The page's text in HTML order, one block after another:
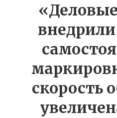
скорость